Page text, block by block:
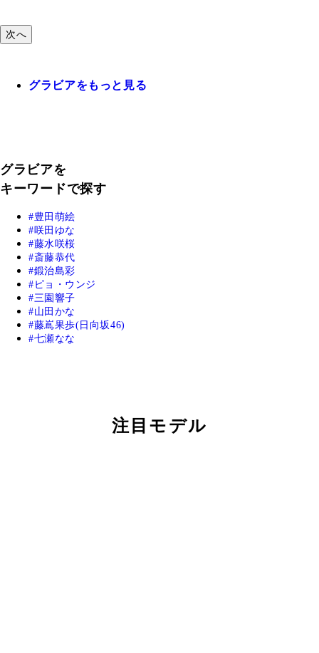
次へ
グラビアをもっと見る
グラビアを
キーワードで探す
豊田萌絵
咲田ゆな
藤水咲桜
斎藤恭代
鍛治島彩
ピョ・ウンジ
三園響子
山田かな
藤嶌果歩(日向坂46)
七瀬なな
注目モデル